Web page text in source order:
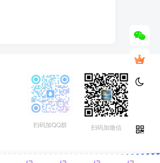
扫码加QQ群 扫码加微信